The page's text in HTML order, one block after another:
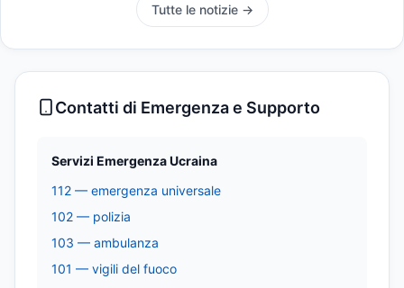
Tutte le notizie →
Contatti di Emergenza e Supporto
Servizi Emergenza Ucraina
112 — emergenza universale
102 — polizia
103 — ambulanza
101 — vigili del fuoco